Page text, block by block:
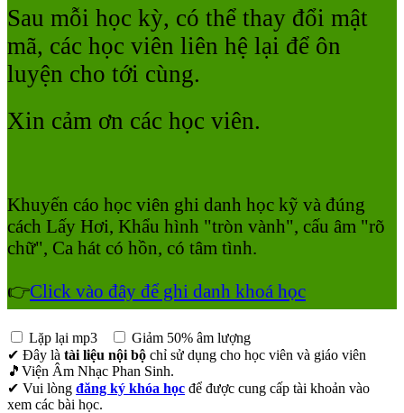
Sau mỗi học kỳ, có thể thay đổi mật
mã, các học viên liên hệ lại để ôn
luyện cho tới cùng.
Xin cảm ơn các học viên.
Khuyến cáo học viên ghi danh học kỹ và đúng
cách Lấy Hơi, Khẩu hình "tròn vành", cấu âm "rõ
chữ", Ca hát có hồn, có tâm tình.
👉Click vào đây để ghi danh khoá học
Lặp lại mp3
Giảm 50% âm lượng
✔ Đây là tài liệu nội bộ chỉ sử dụng cho học viên và giáo viên
🎵Viện Âm Nhạc Phan Sinh.
✔ Vui lòng đăng ký khóa học để được cung cấp tài khoản vào
xem các bài học.